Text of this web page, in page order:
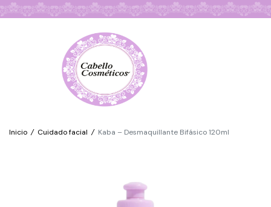
Inicio / Cuidado facial / Kaba – Desmaquillante Bifásico 120ml